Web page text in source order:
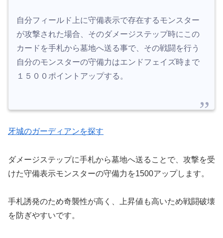
自分フィールド上に守備表示で存在するモンスター
が攻撃された場合、そのダメージステップ時にこの
カードを手札から墓地へ送る事で、その戦闘を行う
自分のモンスターの守備力はエンドフェイズ時まで
１５００ポイントアップする。
牙城のガーディアンを探す
ダメージステップに手札から墓地へ送ることで、攻撃を受
けた守備表示モンスターの守備力を1500アップします。
手札誘発のため奇襲性が高く、上昇値も高いため戦闘破壊
を防ぎやすいです。